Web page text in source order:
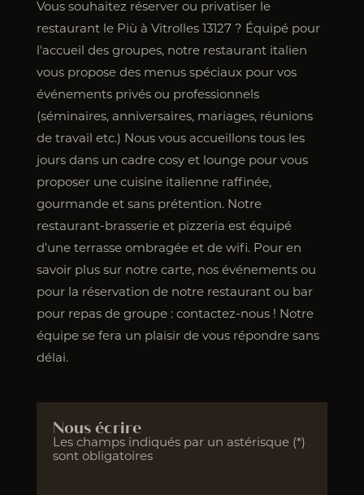
Vous souhaitez réserver ou privatiser le
restaurant le Più à Vitrolles 13127 ? Équipé pour
l'accueil des groupes, notre restaurant italien
vous propose des menus spéciaux pour vos
événements privés ou professionnels
(séminaires, anniversaires, mariages, réunions
de travail etc.) Nous vous accueillons tous les
jours dans un cadre cosy et lounge pour vous
proposer une cuisine italienne raffinée,
gourmande et sans prétention. Notre
restaurant-brasserie et pizzeria est équipé
d’une terrasse ombragée et de wifi. Pour en
savoir plus sur notre carte, nos événements ou
pour la réservation de notre restaurant ou bar
pour repas de groupe : contactez-nous ! Notre
équipe se fera un plaisir de vous répondre sans
délai.
Nous écrire
Les champs indiqués par un astérisque (*)
sont obligatoires